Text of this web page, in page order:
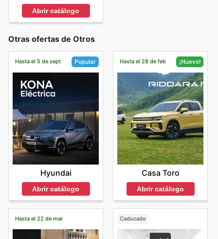
Abrir catálogo
Otras ofertas de Otros
Hasta el 5 de sept Popular
Hyundai
Abrir catálogo
Hasta el 28 de feb ¡Nuevo!
Casa Toro
Abrir catálogo
Hasta el 22 de mar Caducado